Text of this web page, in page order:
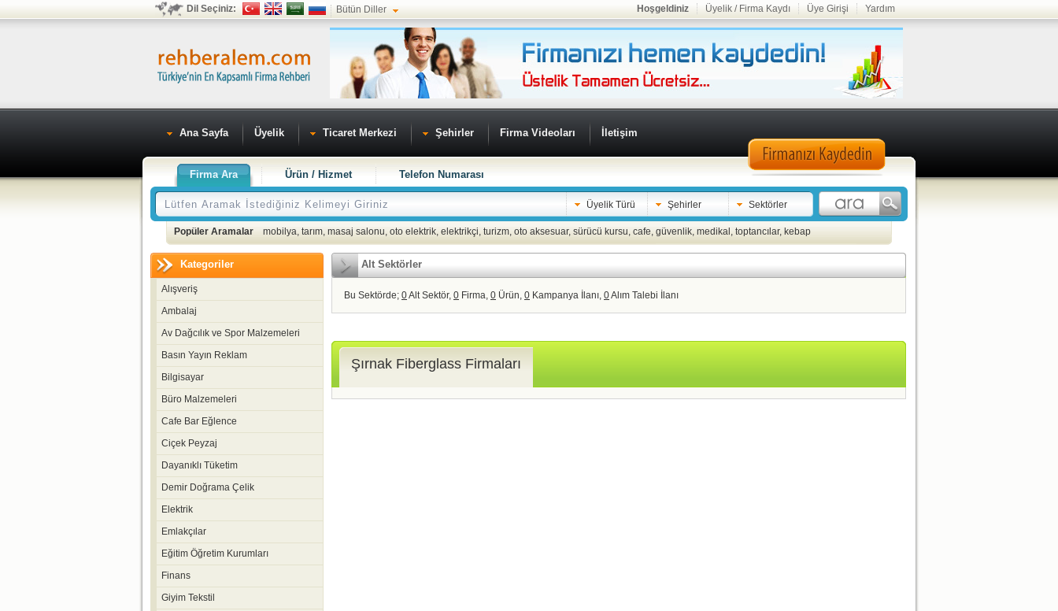
Dil Seçiniz: Bütün Diller Hoşgeldiniz Üyelik / Firma Kaydı Üye Girişi Yardım
Ana Sayfa Üyelik Ticaret Merkezi Şehirler Firma Videoları İletişim
Firma Ara Ürün / Hizmet Telefon Numarası
Üyelik Türü Şehirler Sektörler
Popüler Aramalar mobilya, tarım, masaj salonu, oto elektrik, elektrikçi, turizm, oto aksesuar, sürücü kursu, cafe, güvenlik, medikal , toptancılar, kebap
Kategoriler
Alışveriş
Ambalaj
Av Dağcılık ve Spor Malzemeleri
Basın Yayın Reklam
Bilgisayar
Büro Malzemeleri
Cafe Bar Eğlence
Ciçek Peyzaj
Dayanıklı Tüketim
Demir Doğrama Çelik
Elektrik
Emlakçılar
Eğitim Öğretim Kurumları
Finans
Giyim Tekstil
Alt Sektörler
Bu Sektörde; 0Alt Sektör, 0 Firma, 0 Ürün, 0 Kampanya İlanı, 0Alım Talebi İlanı
Şırnak Fiberglass Firmaları